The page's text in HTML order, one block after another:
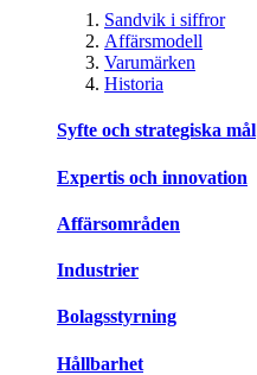
Sandvik i siffror
Affärsmodell
Varumärken
Historia
Syfte och strategiska mål
Expertis och innovation
Affärsområden
Industrier
Bolagsstyrning
Hållbarhet